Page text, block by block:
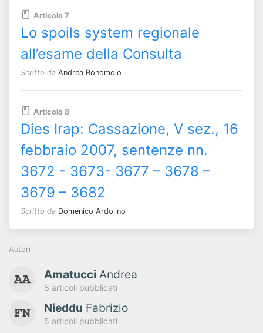
Articolo 7
Lo spoils system regionale
all’esame della Consulta
Scritto da Andrea Bonomolo
Articolo 8
Dies Irap: Cassazione, V sez., 16
febbraio 2007, sentenze nn.
3672 - 3673- 3677 – 3678 –
3679 – 3682
Scritto da Domenico Ardolino
Autori
Amatucci Andrea
8 articoli pubblicati
Nieddu Fabrizio
5 articoli pubblicati